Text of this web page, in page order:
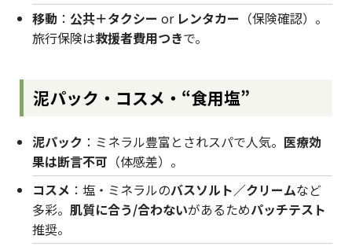
移動 ： 公共＋タクシー or レンタカー （保険確認）。
旅行保険は救援者費用つきで。
泥パック・コスメ・“食用塩”
泥パック ：ミネラル豊富とされスパで人気。 医療効
果は断言不可 （体感差）。
コスメ ：塩・ミネラルのバスソルト／クリームなど
多彩。 肌質に合う/合わないがあるためパッチテスト
推奨。